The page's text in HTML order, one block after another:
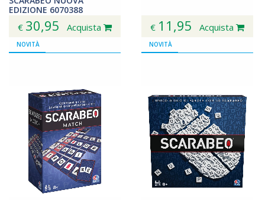
EDIZIONE 6070388
€ 30,95 Acquista € 11,95 Acquista
NOVITÀ NOVITÀ